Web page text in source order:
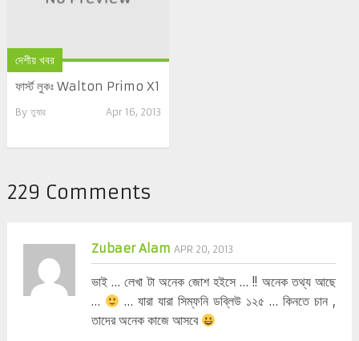
দেশীয় খবর
ফার্স্ট লুকঃ Walton Primo X1
By তুষার Apr 16, 2013
229 Comments
Zubaer Alam APR 20, 2013
ভাই … লেখা টা অনেক জোশ হইসে … !! অনেক তথ্য আছে
…
… যারা যারা সিম্ফনি ডব্লিউ ১২৫ … কিনতে চান ,
তাদের অনেক কাজে আসবে